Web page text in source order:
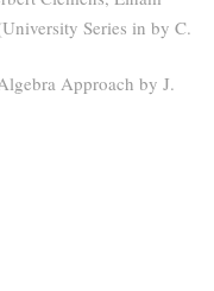
Series in by C.
Approach by J.